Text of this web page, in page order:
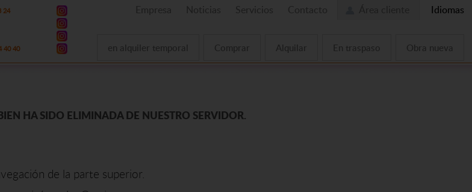
24
40 40
Idiomas
Obra nueva
En traspaso
Alquilar
Comprar
en alquiler temporal
HA SIDO ELIMINADA DE NUESTRO SERVIDOR.
de la parte superior.